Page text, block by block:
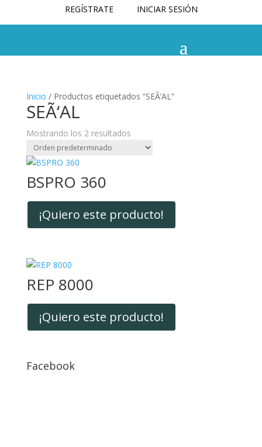
REGÍSTRATE INICIAR SESIÓN
Inicio / Productos etiquetados “SEÃ‘AL”
SEÃ‘AL
Mostrando los 2 resultados
BSPRO 360
¡Quiero este producto!
REP 8000
¡Quiero este producto!
Facebook